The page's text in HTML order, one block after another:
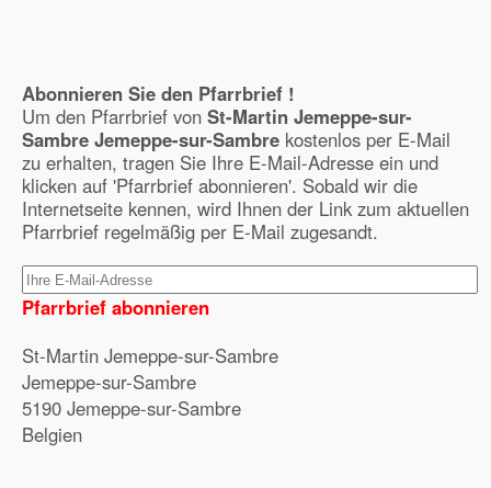
Abonnieren Sie den Pfarrbrief !
Um den Pfarrbrief von St-Martin Jemeppe-sur-
Sambre Jemeppe-sur-Sambre kostenlos per E-Mail
zu erhalten, tragen Sie Ihre E-Mail-Adresse ein und
klicken auf 'Pfarrbrief abonnieren'. Sobald wir die
Internetseite kennen, wird Ihnen der Link zum aktuellen
Pfarrbrief regelmäßig per E-Mail zugesandt.
Pfarrbrief abonnieren
St-Martin Jemeppe-sur-Sambre
Jemeppe-sur-Sambre
5190 Jemeppe-sur-Sambre
Belgien